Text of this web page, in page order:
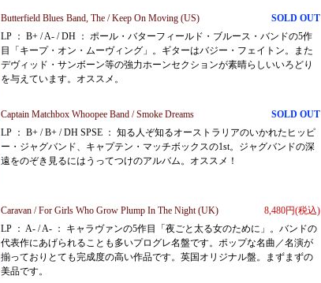
SOLD OUT
Butterfield Blues Band, The / Keep On Moving (US)
LP ： B+ / A- / DH ： ポール・バターフィールド・ブルース・バンドの5作
目「キープ・オン・ムーヴィング」。ギターはバジー・フェイトン。また
デヴィッド・サンボーン等の強力ホーンセクションが素晴らしいいろどり
を与えています。オススメ。
SOLD OUT
Captain Matchbox Whoopee Band / Smoke Dreams
LP ： B+ / B+ / DH SPSE ： 知る人ぞ知るオーストラリアのいかれたヒッピ
ー・ジャグバンド、キャプテン・マッチボックスの1st。ジャグバンドの深
遠をのぞき見るにはうってつけのアルバム。オススメ！
8,480円(税込)
Caravan / For Girls Who Grow Plump In The Night (UK)
LP ： A- / A- ： キャラヴァンの5作目「夜ごと太る女のために」。バンドの
代表作にあげられることも多いプログレ名盤です。ポップな名曲／名演が
揃っておりとても完成度の高い作品です。英国オリジナル盤。まずまずの
美品です。